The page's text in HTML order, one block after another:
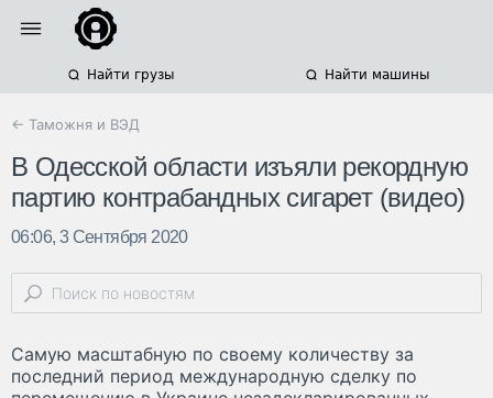
Найти грузы Найти машины
← Таможня и ВЭД
В Одесской области изъяли рекордную
партию контрабандных сигарет (видео)
06:06, 3 Сентября 2020
Самую масштабную по своему количеству за
последний период международную сделку по